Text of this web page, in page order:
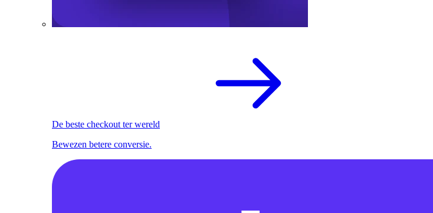
De beste checkout ter wereld
Bewezen betere conversie.